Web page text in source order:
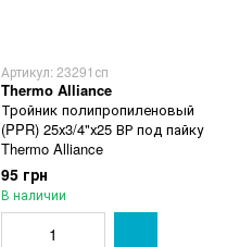
Артикул: 23291сп
Thermo Alliance
Тройник полипропиленовый
(PPR) 25х3/4"х25 ВР под пайку
Thermo Alliance
95 грн
В наличии